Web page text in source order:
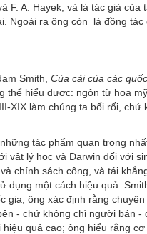
F. A. Hayek, và là tác giả
Ngoài ra ông còn là đồng
Smith, Của cải của các
thể hiểu được: ngôn từ hoa
XIX làm chúng ta bối rối,
tác phẩm quan trọng
vật lý học và Darwin đối với
chính sách công, và tái
dụng một cách hiệu quả.
gia; ông xác định rằng
- chứ không chỉ người bán
quả cao; ông hiểu rằng